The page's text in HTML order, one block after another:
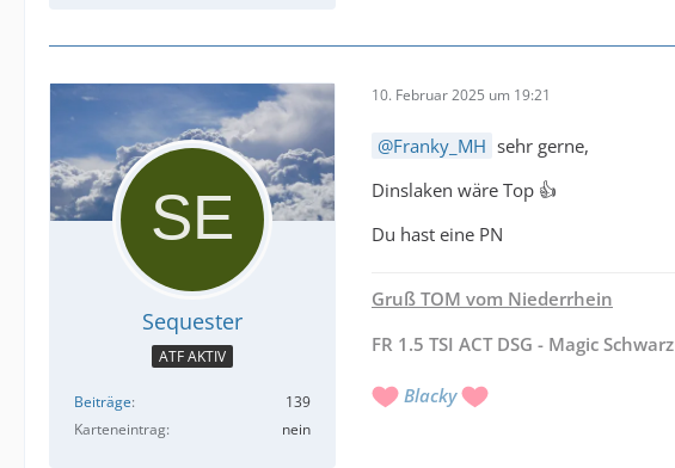
Sequester
ATF AKTIV
Beiträge
139
Karteneintrag
nein
10. Februar 2025 um 19:21
Franky_MH sehr gerne,
Dinslaken wäre Top 👍
Du hast eine PN
Gruß TOM vom Niederrhein
FR 1.5 TSI ACT DSG - Magic Schwarz
Blacky